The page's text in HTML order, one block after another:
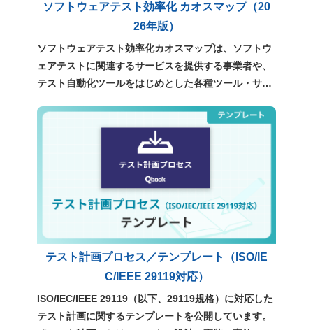
ソフトウェアテスト効率化 カオスマップ（20
26年版）
ソフトウェアテスト効率化カオスマップは、ソフトウ
ェアテストに関連するサービスを提供する事業者や、
テスト自動化ツールをはじめとした各種ツール・サー
のです。テスト効率化や品質向上を検討する際に、現
在利用可能な選択肢を俯瞰し、自社に適したサービス
やツールを検討するための参考資料としてご利用くだ
テスト計画プロセス／テンプレート（ISO/IE
C/IEEE 29119対応）
ISO/IEC/IEEE 29119（以下、29119規格）に対応した
テスト計画に関するテンプレートを公開しています。